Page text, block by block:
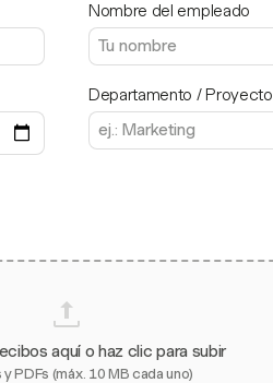
Nombre del empleado
Departamento / Proyecto
aquí o haz clic para subir
PDFs (máx. 10 MB cada uno)